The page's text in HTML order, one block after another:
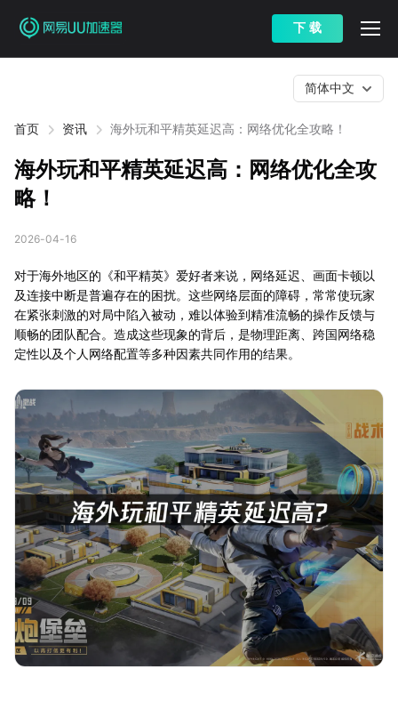
下 载
首页 资讯 海外玩和平精英延迟高：网络优化全攻略！
简体中文
海外玩和平精英延迟高：网络优化全攻
略！
2026-04-16
对于海外地区的《和平精英》爱好者来说，网络延迟、画面卡顿以
及连接中断是普遍存在的困扰。这些网络层面的障碍，常常使玩家
在紧张刺激的对局中陷入被动，难以体验到精准流畅的操作反馈与
顺畅的团队配合。造成这些现象的背后，是物理距离、跨国网络稳
定性以及个人网络配置等多种因素共同作用的结果。